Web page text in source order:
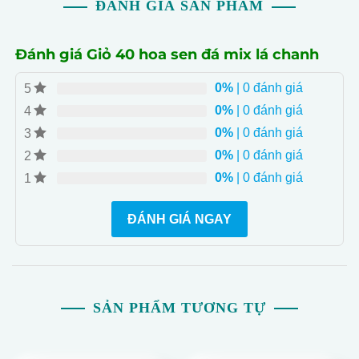
- Tư Vấn Chuyên Nghiệp: Đội ngũ nghệ nhân tại DOMY
bạn chọn lựa sản phẩm phù hợp nhất.
- Sự Quyến Rũ và Tinh Tế: Giỏ hoa sen đá mix lá chanh
mang đến không gian ấm áp và quyến rũ, tạo nên một
bức tranh thiên nhiên trong nhà bạn.
- Tặng Banner và Thiệp Decor Miễn Phí: Để tạo thêm
không gian trang trí đẹp mắt và ấn tượng.
ĐÁNH GIÁ SẢN PHẨM
Đánh giá Giỏ 40 hoa sen đá mix lá chanh
5 0%| 0 đánh giá
4
0%| 0 đánh giá
3
0%| 0 đánh giá
2
0%| 0 đánh giá
1
0%| 0 đánh giá
ĐÁNH GIÁ NGAY
SẢN PHẨM TƯƠNG TỰ